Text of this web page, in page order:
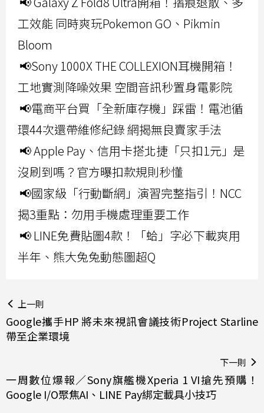
工效能 同時爽玩Pokemon GO、Pikmin
Bloom
📢Sony 1000X THE COLLEXION耳機開箱！
工地實測降噪效果 空間音訊秒置身電影院
📢電商平台買「全新庫存機」踩雷！電池循
環44次還帶維修紀錄 網揭無良賣家手法
📢 Apple Pay、信用卡搭北捷「只扣1元」是
沒刷到嗎？官方曝扣款規則秒懂
📢國家級「行動斷網」演習完整指引！NCC
揭3重點：勿用手機處理重要工作
📢 LINE免費貼圖4款！「蛤」字必下載爽用
半年、熊大兔兔動態圖超Q
上一則
Google攜手HP 將未來視訊會議技術Project Starline
帶至企業環境
下一則
一周數位爆報／Sony旗艦機Xperia 1 VI搶先預購！
Google I/O聚焦AI、LINE Pay綁定載具小技巧